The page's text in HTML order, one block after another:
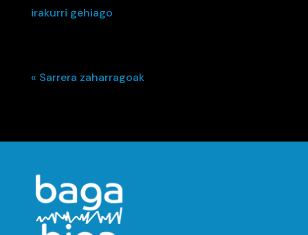
irakurri gehiago
« Sarrera zaharragoak